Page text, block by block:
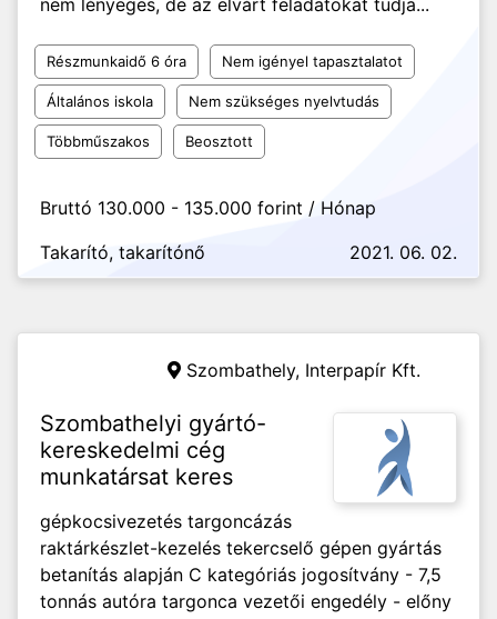
nem lényeges, de az elvárt feladatokat tudja...
Részmunkaidő 6 óra Nem igényel tapasztalatot
Általános iskola Nem szükséges nyelvtudás
Többműszakos Beosztott
Bruttó 130.000 - 135.000 forint / Hónap
Takarító, takarítónő
2021. 06. 02.
Szombathely, Interpapír Kft.
Szombathelyi gyártó-
kereskedelmi cég
munkatársat keres
gépkocsivezetés targoncázás
raktárkészlet-kezelés tekercselő gépen gyártás
betanítás alapján C kategóriás jogosítvány - 7,5
tonnás autóra targonca vezetői engedély - előny